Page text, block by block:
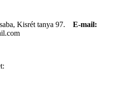
Kisrét tanya 97. E-mail: